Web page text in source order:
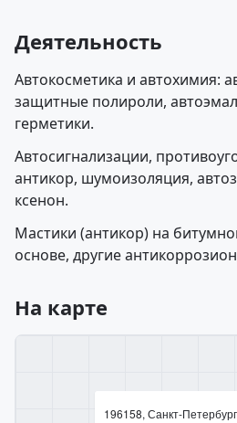
Деятельность
Автокосметика и автохимия:
защитные полироли,
герметики.
Автосигнализации,
антикор, шумоизоляция,
ксенон.
Мастики (антикор) на
основе, другие
На карте
196158, Санкт-